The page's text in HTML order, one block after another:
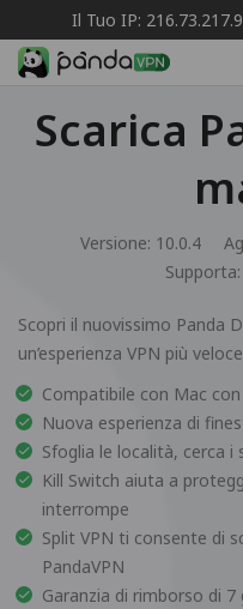
Il Tuo IP:
Scarica
Versione: 10.0.4
Supporta:
Scopri il nuovissimo Panda
un’esperienza VPN più
Compatibile con Mac
Nuova esperienza di
Sfoglia le località, cerca i
Kill Switch aiuta a
interrompe
Split VPN ti consente di
PandaVPN
Garanzia di rimborso di 7